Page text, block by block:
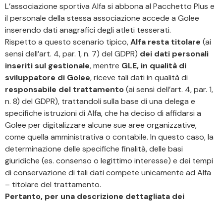
L’associazione sportiva Alfa si abbona al Pacchetto Plus e
il personale della stessa associazione accede a Golee
inserendo dati anagrafici degli atleti tesserati.
Rispetto a questo scenario tipico,Alfa resta titolare (ai
sensi dell’art. 4, par. 1, n. 7) del GDPR) dei dati personali
inseriti sul gestionale, mentre GLE, in qualità di
sviluppatore di Golee, riceve tali dati in qualità di
responsabile del trattamento(ai sensi dell’art. 4, par. 1,
n. 8) del GDPR), trattandoli sulla base di una delega e
specifiche istruzioni di Alfa, che ha deciso di affidarsi a
Golee per digitalizzare alcune sue aree organizzative,
come quella amministrativa o contabile. In questo caso, la
determinazione delle specifiche finalità, delle basi
giuridiche (es. consenso o legittimo interesse) e dei tempi
di conservazione di tali dati compete unicamente ad Alfa
– titolare del trattamento.
Pertanto, per una descrizione dettagliata dei